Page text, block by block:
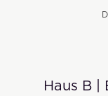
Haus B |